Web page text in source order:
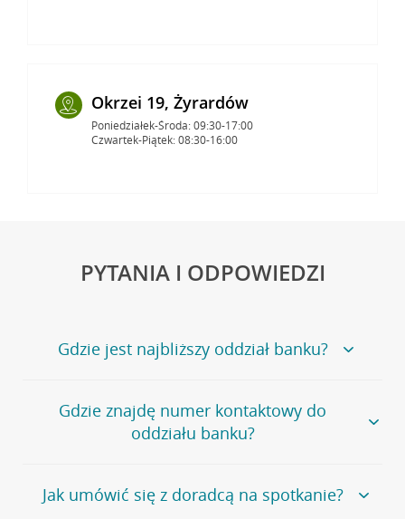
Okrzei 19, Żyrardów
Poniedziałek-Środa: 09:30-17:00
Czwartek-Piątek: 08:30-16:00
PYTANIA I ODPOWIEDZI
Gdzie jest najbliższy oddział banku?
Jeśli szukasz oddziału naszego banku, zapraszamy na
stronęPlacówki i bankomaty, na której znajduje się
wygodna wyszukiwarka.
oddziałów
Gdzie znajdę numer kontaktowy do
oddziału banku?
Bank Credit Agricole nie udostępnia ogólnego numeru
telefonu do placówki bankowej.
Jak umówić się z doradcą na spotkanie?